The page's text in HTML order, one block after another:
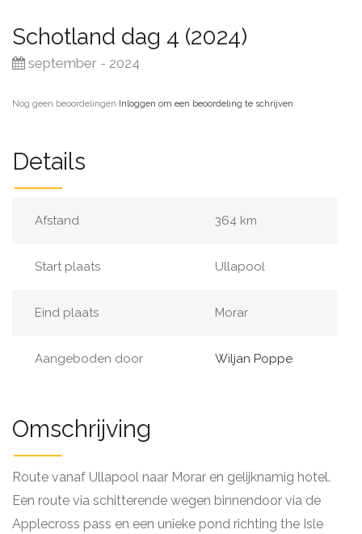
Schotland dag 4 (2024)
september - 2024
Nog geen beoordelingen·Inloggen om een beoordeling te schrijven
Details
Afstand 364 km
Start plaats Ullapool
Eind plaats Morar
Aangeboden door Wiljan Poppe
Omschrijving
Route vanaf Ullapool naar Morar en gelijknamig hotel.
Een route via schitterende wegen binnendoor via de
Applecross pass en een unieke pond richting the Isle